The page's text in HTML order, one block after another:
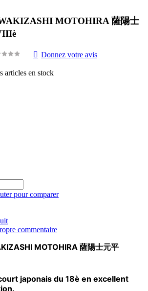
MOTOHIRA 薩陽士
Donnez votre avis
articles en stock
pour comparer
commentaire
MOTOHIRA 薩陽士元平
japonais du 18è en excellent